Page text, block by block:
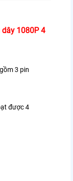
1080P 4
3 pin
được 4